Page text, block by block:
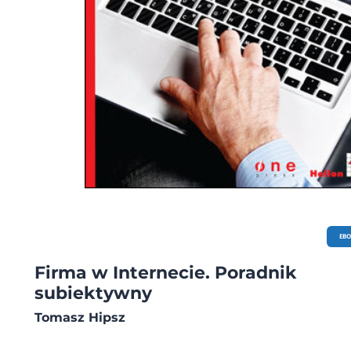
Firma w Internecie. Poradnik
subiektywny
Tomasz Hipsz